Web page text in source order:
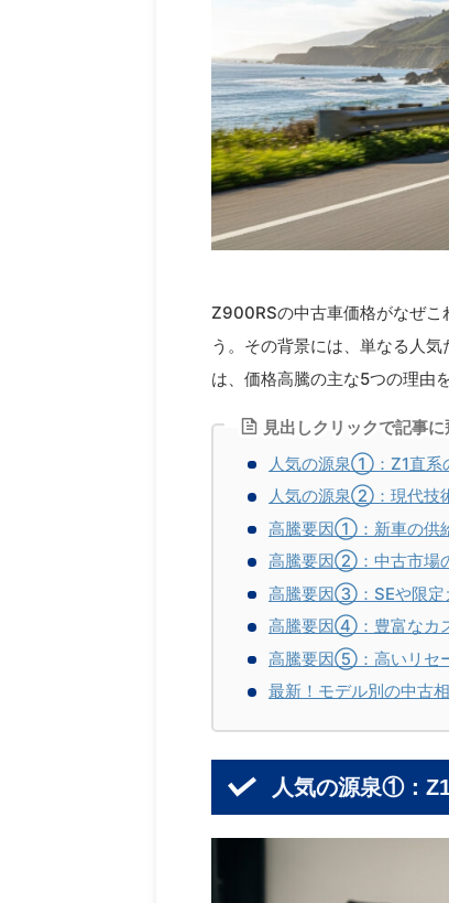
Z900RSの中古車価格がなぜこ
う。その背景には、単なる人気
は、価格高騰の主な5つの理由
見出しクリックで記事
人気の源泉①：Z1直系
人気の源泉②：現代技
高騰要因①：新車の供
高騰要因②：中古市場
高騰要因③：SEや限定
高騰要因④：豊富なカ
高騰要因⑤：高いリセ
最新！モデル別の中古
人気の源泉①：